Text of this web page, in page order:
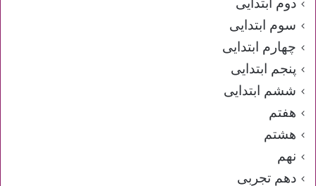
سوم ابتدایی
چهارم ابتدایی
پنجم ابتدایی
ششم ابتدایی
هفتم
هشتم
نهم
دهم تجربی